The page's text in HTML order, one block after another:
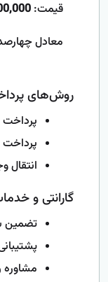
قیمت:
معادل
روش‌های
انتقال
گارانتی و
تضمین
پشتیبانی ۲۴ ساعته
مشاوره